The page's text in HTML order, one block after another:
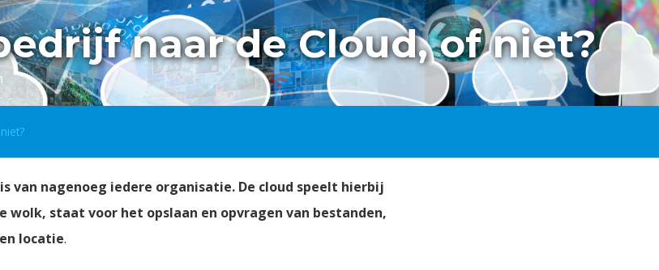
naar de Cloud, of niet?
van nagenoeg iedere organisatie. De cloud speelt hierbij
staat voor het opslaan en opvragen van bestanden,
locatie.